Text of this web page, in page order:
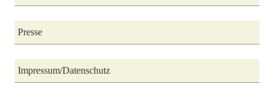
Presse
Impressum/Datenschutz